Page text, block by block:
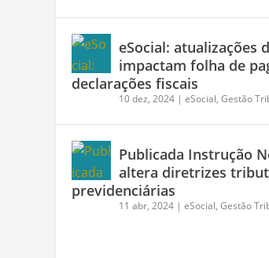
eSocial: atualizações
impactam folha de
declarações fiscais
10 dez, 2024 |eSocial,Gestão
Publicada Instrução
altera diretrizes
previdenciárias
11 abr, 2024 |eSocial,Gestão